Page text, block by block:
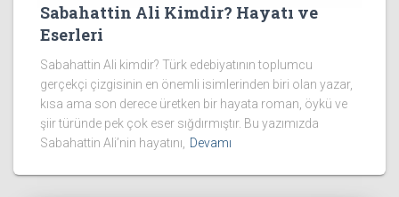
Sabahattin Ali Kimdir? Hayatı ve
Eserleri
Sabahattin Ali kimdir? Türk edebiyatının toplumcu
gerçekçi çizgisinin en önemli isimlerinden biri olan yazar,
kısa ama son derece üretken bir hayata roman, öykü ve
şiir türünde pek çok eser sığdırmıştır. Bu yazımızda
Sabahattin Ali’nin hayatını,
Devamı